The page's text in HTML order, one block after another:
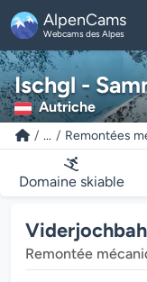
AlpenCams
Webcams des Alpes
Ischgl -
Autriche
... Remontées
Domaine skiable
Remontée